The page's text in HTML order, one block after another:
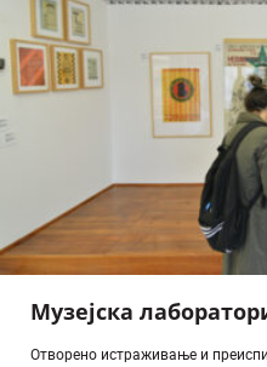
Музејска
Отворено истраживање и